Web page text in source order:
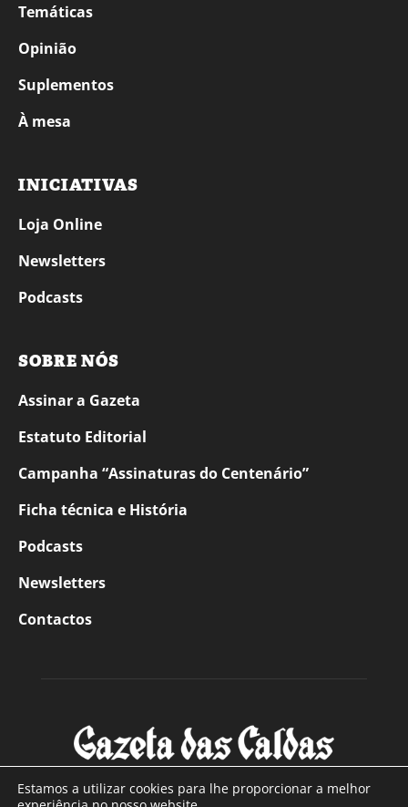
Temáticas
Opinião
Suplementos
À mesa
INICIATIVAS
Loja Online
Newsletters
Podcasts
SOBRE NÓS
Assinar a Gazeta
Estatuto Editorial
Campanha “Assinaturas do Centenário”
Ficha técnica e História
Podcasts
Newsletters
Contactos
Estamos a utilizar cookies para lhe proporcionar a melhor